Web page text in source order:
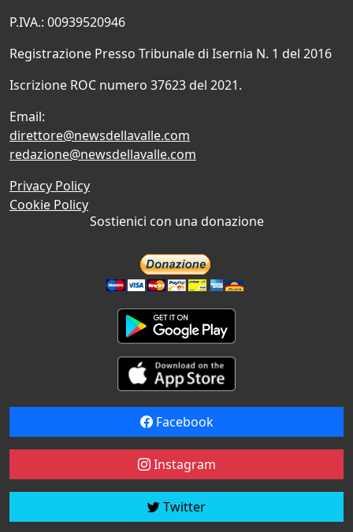
P.IVA.: 00939520946
Registrazione Presso Tribunale di Isernia N. 1 del 2016
Iscrizione ROC numero 37623 del 2021.
Email:
direttore@newsdellavalle.com
redazione@newsdellavalle.com
Privacy Policy
Cookie Policy
Sostienici con una donazione
Facebook
Instagram
Twitter